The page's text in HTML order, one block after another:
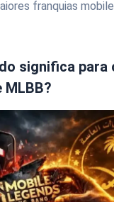
franquias
significa para